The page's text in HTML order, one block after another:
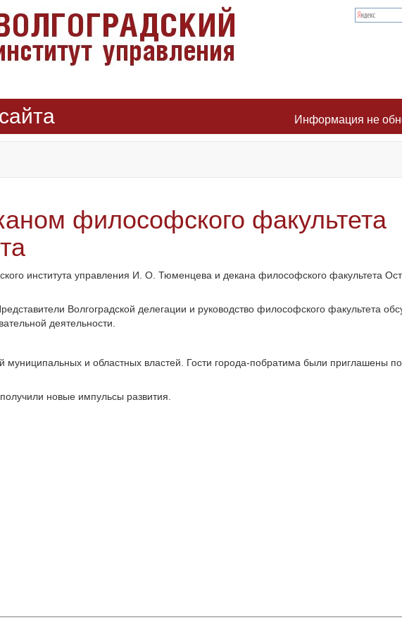
Информация не
философского факультета
института управления И. О. Тюменцева и декана философского факультета
Волгоградской делегации и руководство философского факультета
деятельности.
муниципальных и областных властей. Гости города-побратима были приглашены
новые импульсы развития.